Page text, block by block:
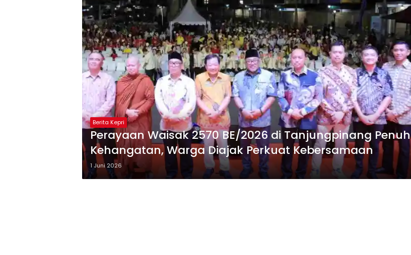
Berita Kepri
Perayaan Waisak 2570 BE/2026 di Tanjungpinang Penuh
Kehangatan, Warga Diajak Perkuat Kebersamaan
1 Juni 2026